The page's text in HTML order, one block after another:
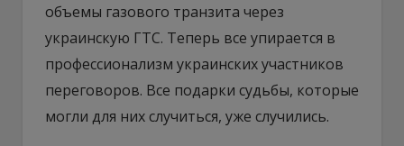
объемы газового транзита через
украинскую ГТС. Теперь все упирается в
профессионализм украинских участников
переговоров. Все подарки судьбы, которые
могли для них случиться, уже случились.